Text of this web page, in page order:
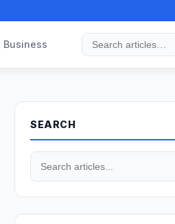
Business
Search
SEARCH